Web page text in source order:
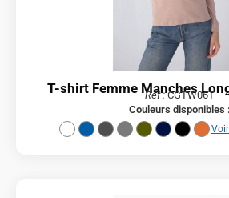
T-shirt Femme Manches
Réf :CGTW06T
Couleurs disponibles :